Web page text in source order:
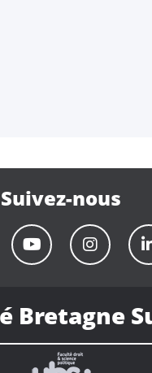
Suivez-nous
Bretagne